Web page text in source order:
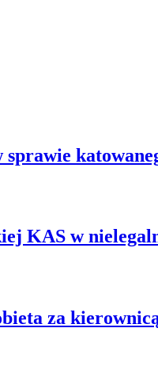
KAS w
za